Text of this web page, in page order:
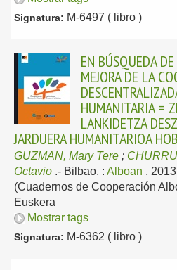
Signatura: M-6497 ( libro )
EN BÚSQUEDA
MEJORA DE LA
HUMANITARIA =
LANKIDETZA
JARDUERA HUMANITARIOA
GUZMAN, Mary Tere ;
Octavio .- Bilbao, : Alboan , 2013
(Cuadernos de Cooperación
Euskera
Mostrar tags
Signatura: M-6362 ( libro )